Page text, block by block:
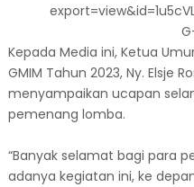
Kepada Media ini, Ketua
GMIM Tahun 2023, Ny. Elsje
menyampaikan ucapan
pemenang lomba.
“Banyak selamat bagi para
adanya kegiatan ini, ke